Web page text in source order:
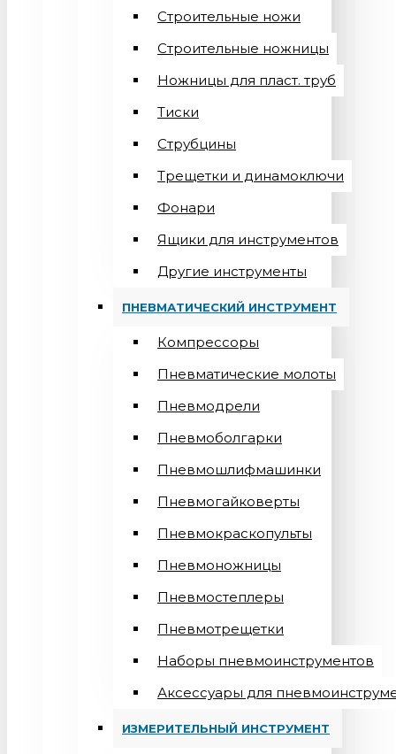
Строительные ножи
Строительные ножницы
Ножницы для пласт. труб
Тиски
Струбцины
Трещетки и динамоключи
Фонари
Ящики для инструментов
Другие инструменты
ПНЕВМАТИЧЕСКИЙ ИНСТРУМЕНТ
Компрессоры
Пневматические молоты
Пневмодрели
Пневмоболгарки
Пневмошлифмашинки
Пневмогайковерты
Пневмокраскопульты
Пневмоножницы
Пневмостеплеры
Пневмотрещетки
Наборы пневмоинструментов
Аксессуары для
ИЗМЕРИТЕЛЬНЫЙ ИНСТРУМЕНТ